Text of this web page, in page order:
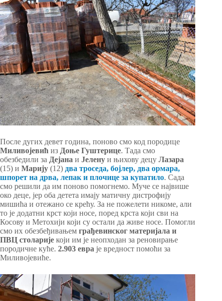
После дугих девет година, поново смо код породице
Миливојевић из Доње Гуштерице. Тада смо
обезбедили за Дејана и Јелену и њихову децу Лазара
(15) и Марију (12) два троседа, бојлер, два ормара,
шпорет на дрва, лепак и плочице за купатило. Сада
смо решили да им поново помогнемо. Муче се највише
око деце, јер оба детета имају матичну дистрофију
мишића и отежано се крећу. За не пожелети никоме, али
то је додатни крст који носе, поред крста који сви на
Косову и Метохији који су остали да живе носе. Помогли
смо их обезбеђивањем грађевинског материјала и
ПВЦ столарије који им је неопходан за реновирање
породичне куће. 2.903 евра је вредност помоћи за
Миливојевиће.